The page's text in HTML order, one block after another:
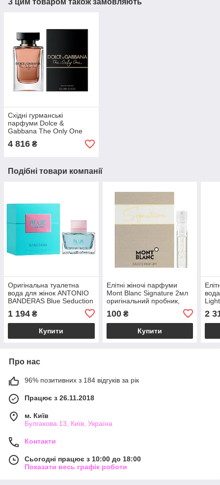
Східні гурманські
парфуми Dolce &
Gabbana The Only One
парфумована вода 100ml,
жіночий аромат
4 816 ₴
Подібні товари компанії
Оригінальна туалетна
вода для жінок ANTONIO
BANDERAS Blue Seduction
квітковий водяний аромат
1 194 ₴
Купити
Елітні жіночі парфуми
Mont Blanc Signature 2мл
оригінальний пробник,
фруктовий аромат
100₴
Купити
2
Про нас
96% позитивних з 184 відгуків за рік
Працює з 26.11.2018
м. Київ
Булгакова 13, Київ, Україна
Контакти
Сьогодні працює з 10:00 до 18:00
Показати весь графік роботи